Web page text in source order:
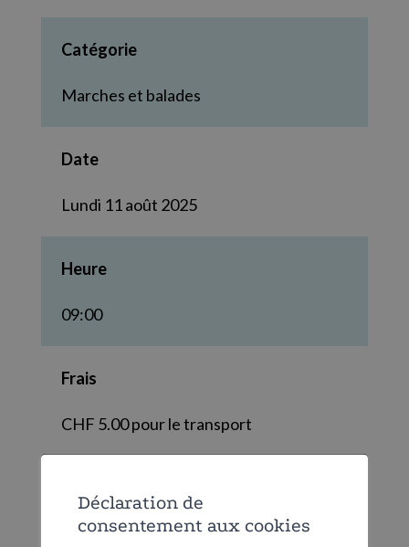
Catégorie
Marches et balades
Date
Lundi 11 août 2025
Heure
09:00
Frais
CHF 5.00 pour le transport
Déclaration de
consentement aux cookies